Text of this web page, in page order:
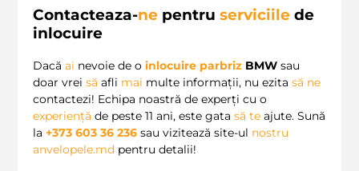
Contacteaza-ne pentru serviciile de
inlocuire
Dacă ai nevoie de o inlocuire parbriz BMW sau
doar vrei să afli mai multe informații, nu ezita să ne
contactezi! Echipa noastră de experți cu o
experiență de peste 11 ani, este gata să te ajute. Sună
la +373 603 36 236 sau vizitează site-ul nostru
anvelopele.md pentru detalii!